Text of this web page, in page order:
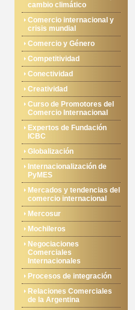
cambio climático
Comercio internacional y
crisis mundial
Comercio y Género
Competitividad
Conectividad
Creatividad
Curso de Promotores del
Comercio Internacional
Expertos de Fundación
ICBC
Globalización
Internacionalización de
PyMES
Mercados y tendencias del
comercio internacional
Mercosur
Mochileros
Negociaciones
Comerciales
Internacionales
Procesos de integración
Relaciones Comerciales
de la Argentina